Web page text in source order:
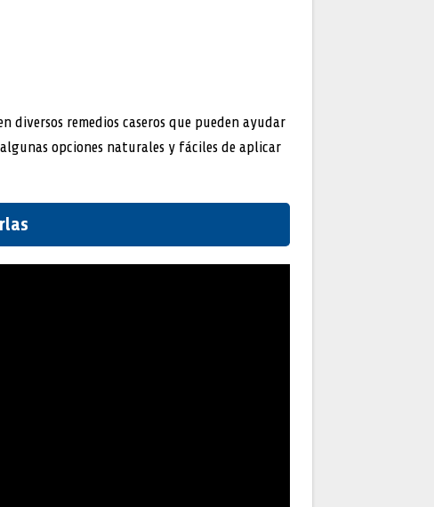
diversos remedios caseros que pueden ayudar
opciones naturales y fáciles de aplicar